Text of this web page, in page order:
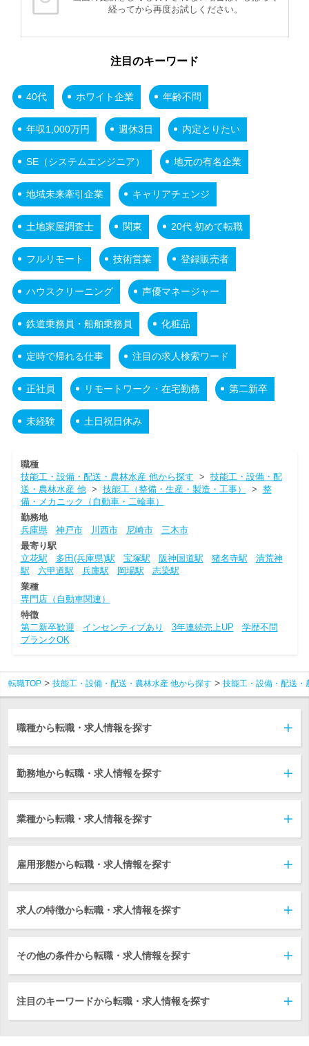
経ってから再度お試しください。
注目のキーワード
40代 ホワイト企業 年齢不問
年収1,000万円 週休3日 内定とりたい
SE（システムエンジニア） 地元の有名企業
地域未来牽引企業 キャリアチェンジ
土地家屋調査士 関東 20代 初めて転職
フルリモート 技術営業 登録販売者
ハウスクリーニング 声優マネージャー
鉄道乗務員・船舶乗務員 化粧品
定時で帰れる仕事 注目の求人検索ワード
正社員 リモートワーク・在宅勤務 第二新卒
未経験 土日祝日休み
職種
技能工・設備・配送・農林水産 他から探す > 技能工・設備・配
送・農林水産 他> 技能工（整備・生産・製造・工事） > 整
備・メカニック（自動車・二輪車）
勤務地
兵庫県
神戸市 川西市 尼崎市
三木市
最寄り駅
立花駅
多田(兵庫県)駅 宝塚駅 阪神国道駅 猪名寺駅
清荒神
駅
六甲道駅 兵庫駅 岡場駅
志染駅
業種
専門店（自動車関連）
特徴
第二新卒歓迎
インセンティブあり 3年連続売上UP
学歴不問
ブランクOK
転職TOP 技能工・設備・配送・農林水産 他から探す 技能工・設備・配送・
職種から転職・求人情報を探す
勤務地から転職・求人情報を探す
業種から転職・求人情報を探す
雇用形態から転職・求人情報を探す
求人の特徴から転職・求人情報を探す
その他の条件から転職・求人情報を探す
注目のキーワードから転職・求人情報を探す